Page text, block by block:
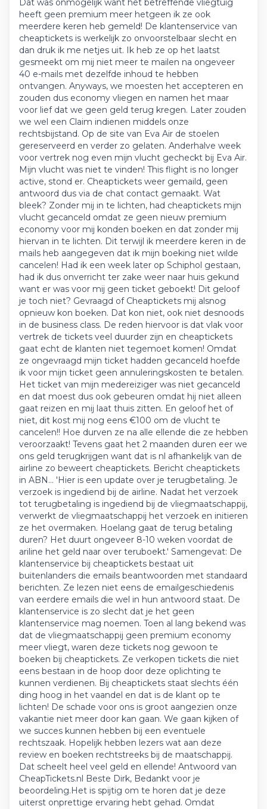
Dat was onmogelijk want het betreffende vliegtuig
heeft geen premium meer hetgeen ik ze ook
meerdere keren heb gemeld! De klantenservice van
cheaptickets is werkelijk zo onvoorstelbaar slecht en
dan druk ik me netjes uit. Ik heb ze op het laatst
gesmeekt om mij niet meer te mailen na ongeveer
40 e-mails met dezelfde inhoud te hebben
ontvangen. Anyways, we moesten het accepteren en
zouden dus economy vliegen en namen het maar
voor lief dat we geen geld terug kregen. Later zouden
we wel een Claim indienen middels onze
rechtsbijstand. Op de site van Eva Air de stoelen
gereserveerd en verder zo gelaten. Anderhalve week
voor vertrek nog even mijn vlucht gecheckt bij Eva Air.
Mijn vlucht was niet te vinden! This flight is no longer
active, stond er. Cheaptickets weer gemaild, geen
antwoord dus via de chat contact gemaakt. Wat
bleek? Zonder mij in te lichten, had cheaptickets mijn
vlucht gecanceld omdat ze geen nieuw premium
economy voor mij konden boeken en dat zonder mij
hiervan in te lichten. Dit terwijl ik meerdere keren in de
mails heb aangegeven dat ik mijn boeking niet wilde
cancelen! Had ik een week later op Schiphol gestaan,
had ik dus onverricht ter zake weer naar huis gekund
want er was voor mij geen ticket geboekt! Dit geloof
je toch niet? Gevraagd of Cheaptickets mij alsnog
opnieuw kon boeken. Dat kon niet, ook niet desnoods
in de business class. De reden hiervoor is dat vlak voor
vertrek de tickets veel duurder zijn en cheaptickets
gaat echt de klanten niet tegemoet komen! Omdat
ze ongevraagd mijn ticket hadden gecanceld hoefde
ik voor mijn ticket geen annuleringskosten te betalen.
Het ticket van mijn medereiziger was niet gecanceld
en dat moest dus ook gebeuren omdat hij niet alleen
gaat reizen en mij laat thuis zitten. En geloof het of
niet, dit kost mij nog eens €100 om de vlucht te
cancelen!! Hoe durven ze na alle ellende die ze hebben
veroorzaakt! Tevens gaat het 2 maanden duren eer we
ons geld terugkrijgen want dat is nl afhankelijk van de
airline zo beweert cheaptickets. Bericht cheaptickets
in ABN... 'Hier is een update over je terugbetaling. Je
verzoek is ingediend bij de airline. Nadat het verzoek
tot terugbetaling is ingediend bij de vliegmaatschappij,
verwerkt de vliegmaatschappij het verzoek en initieren
ze het overmaken. Hoelang gaat de terug betaling
duren? Het duurt ongeveer 8-10 weken voordat de
ariline het geld naar over teruboekt.' Samengevat: De
klantenservice bij cheaptickets bestaat uit
buitenlanders die emails beantwoorden met standaard
berichten. Ze lezen niet eens de emailgeschiedenis
van eerdere emails die wel in hun antwoord staat. De
klantenservice is zo slecht dat je het geen
klantenservice mag noemen. Toen al lang bekend was
dat de vliegmaatschappij geen premium economy
meer vliegt, waren deze tickets nog gewoon te
boeken bij cheaptickets. Ze verkopen tickets die niet
eens bestaan in de hoop door deze oplichting te
kunnen verdienen. Bij cheaptickets staat slechts één
ding hoog in het vaandel en dat is de klant op te
lichten! De schade voor ons is groot aangezien onze
vakantie niet meer door kan gaan. We gaan kijken of
we succes kunnen hebben bij een eventuele
rechtszaak. Hopelijk hebben lezers wat aan deze
review en boeken rechtstreeks bij de maatschappij.
Dat scheelt heel veel geld en ellende! Antwoord van
CheapTickets.nl Beste Dirk, Bedankt voor je
beoordeling.​ Het is spijtig om te horen dat je deze
uiterst onprettige ervaring hebt gehad. Omdat